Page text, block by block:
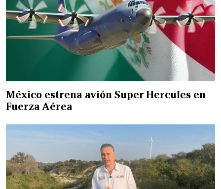
México estrena avión Super Hercules en
Fuerza Aérea